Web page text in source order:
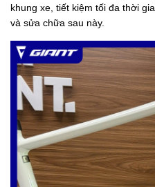
khung xe, tiết kiệm tối đa thời
và sửa chữa sau này.